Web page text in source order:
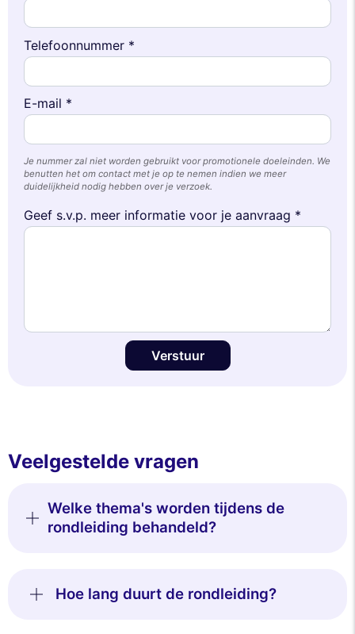
Telefoonnummer *
E-mail *
Je nummer zal niet worden gebruikt voor promotionele doeleinden. We
benutten het om contact met je op te nemen indien we meer
duidelijkheid nodig hebben over je verzoek.
Geef s.v.p. meer informatie voor je aanvraag *
Verstuur
Veelgestelde vragen
Welke thema's worden tijdens de
rondleiding behandeld?
Hoe lang duurt de rondleiding?